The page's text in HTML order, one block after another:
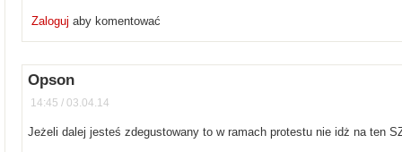
Zalogujaby komentować
Opson
14:45 / 03.04.14
Jeżeli dalej jesteś zdegustowany to w ramach protestu nie idż na ten